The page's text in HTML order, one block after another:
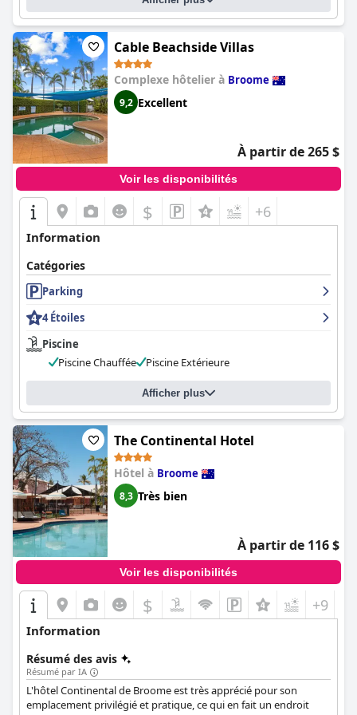
Cable Beachside Villas
Complexe hôtelier à Broome
9,2 Excellent
À partir de 265 $
Voir les disponibilités
$ +6
Information
Catégories
Parking
4 Étoiles
Piscine
Piscine Chauffée
Piscine Extérieure
Afficher plus
The Continental Hotel
Hôtel à Broome
8,3 Très bien
À partir de 116 $
Voir les disponibilités
$ +9
Information
Résumé des avis
Résumé par IA
L'hôtel Continental de Broome est très apprécié pour son
emplacement privilégié et pratique, ce qui en fait un endroit